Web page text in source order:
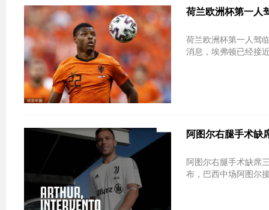
荷兰欧洲杯第一人
荷兰欧洲杯第一人驾临英超 转会已
消息，埃弗顿已经接
阿图尔右腿手术缺
阿图尔右腿手术缺席三个月 尤文加
布，巴西中场阿图尔